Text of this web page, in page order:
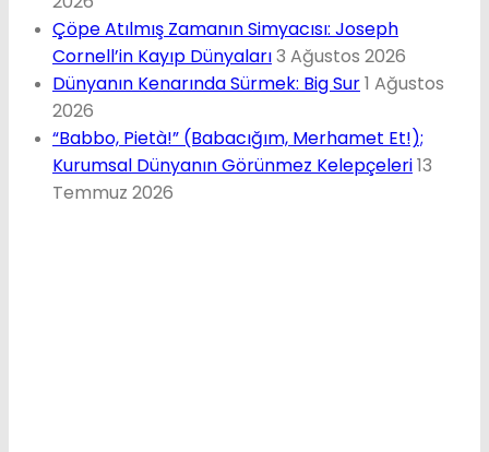
Çöpe Atılmış Zamanın Simyacısı: Joseph
Cornell’in Kayıp Dünyaları3 Ağustos 2026
Dünyanın Kenarında Sürmek: Big Sur1 Ağustos
2026
“Babbo, Pietà!” (Babacığım, Merhamet Et!);
Kurumsal Dünyanın Görünmez Kelepçeleri13
Temmuz 2026